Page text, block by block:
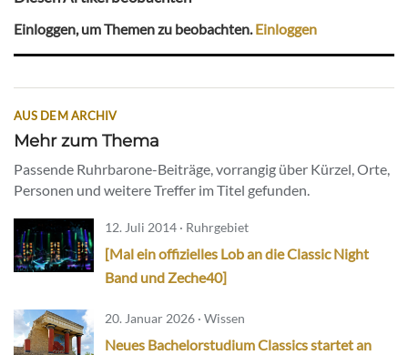
Einloggen, um Themen zu beobachten.Einloggen
AUS DEM ARCHIV
Mehr zum Thema
Passende Ruhrbarone-Beiträge, vorrangig über Kürzel, Orte,
Personen und weitere Treffer im Titel gefunden.
12. Juli 2014 · Ruhrgebiet
[Mal ein offizielles Lob an die Classic Night
Band und Zeche40]
20. Januar 2026 · Wissen
Neues Bachelorstudium Classics startet an